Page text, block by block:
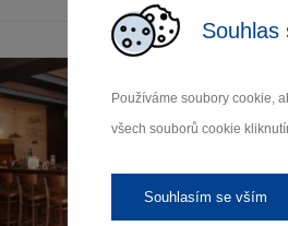
Souhlas
Používáme soubory cookie,
všech souborů cookie
Souhlasím se vším